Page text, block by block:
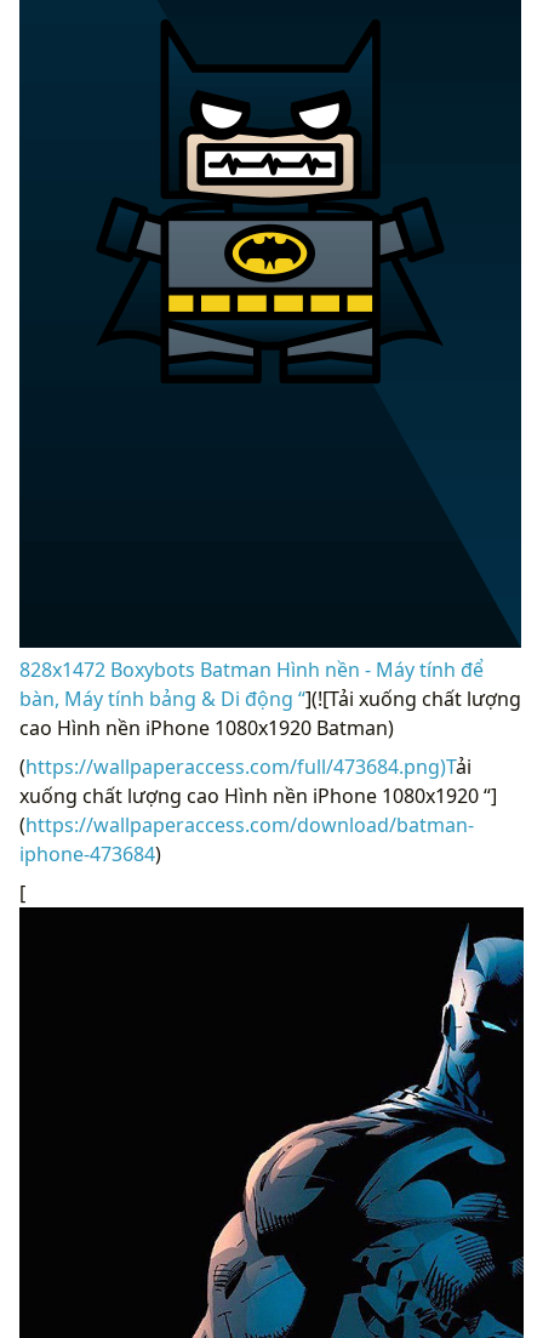
828x1472 Boxybots Batman Hình nền - Máy tính để
bàn, Máy tính bảng & Di động “](![Tải xuống chất lượng
cao Hình nền iPhone 1080x1920 Batman)
(https://wallpaperaccess.com/full/473684.png)Tải
xuống chất lượng cao Hình nền iPhone 1080x1920 “]
(https://wallpaperaccess.com/download/batman-
iphone-473684)
[